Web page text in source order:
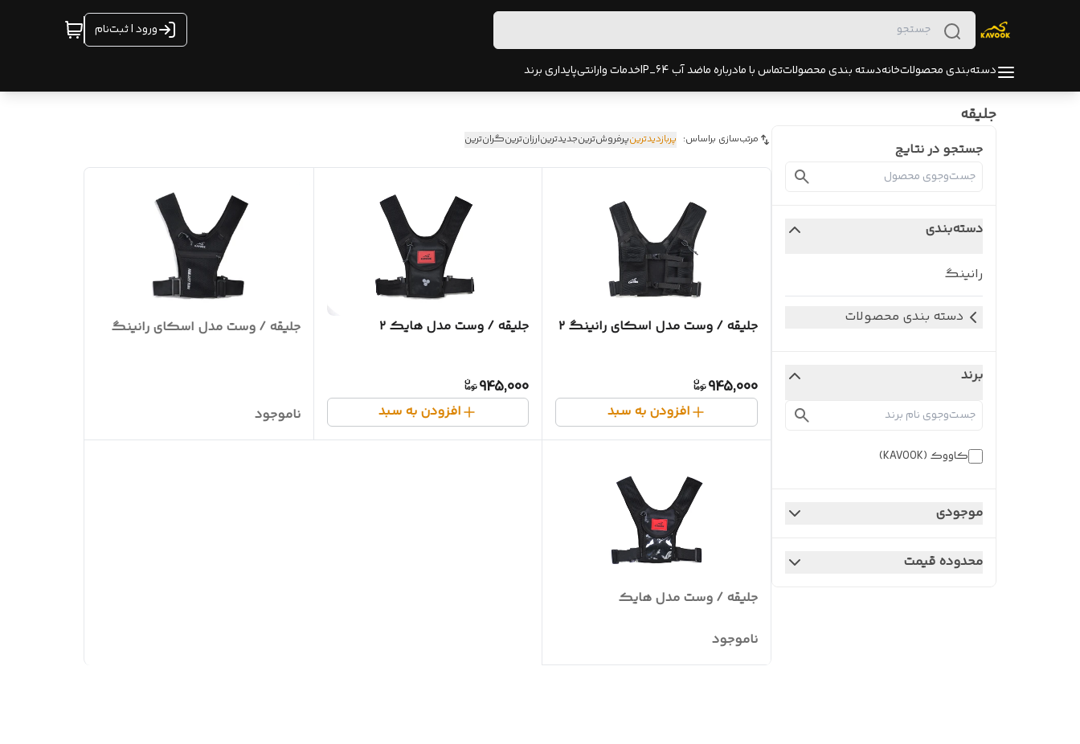
ورود | ثبت‌نام
دسته‌بندی محصولاتخانهدسته بندی محصولاتتماس با مادرباره ماضد آب IP_64 خدمات وارانتیپایداری برند
جلیقه
جستجو در نتایج
دسته‌بندی
رانینگ
دسته بندی محصولات
برند
کاووک (KAVOOK)
موجودی
محدوده قیمت
مرتب‌سازی براساس: پربازدیدترینپرفروش‌ترینجدیدترینارزان‌ترینگران‌ترین
جلیقه / وست مدل اسکای رانینگ ۲
945,000
افزودن به سبد
جلیقه / وست مدل هایک ۲
945,000
افزودن به سبد
جلیقه / وست مدل اسکای رانینگ
ناموجود
جلیقه / وست مدل هایک
ناموجود